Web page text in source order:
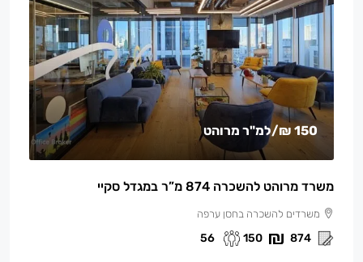
150 ₪ /למ"ר מרוהט
משרד מרוהט להשכרה 874 מ”ר במגדל סקיי
משרדים להשכרה בחסן ערפה
874
150
56